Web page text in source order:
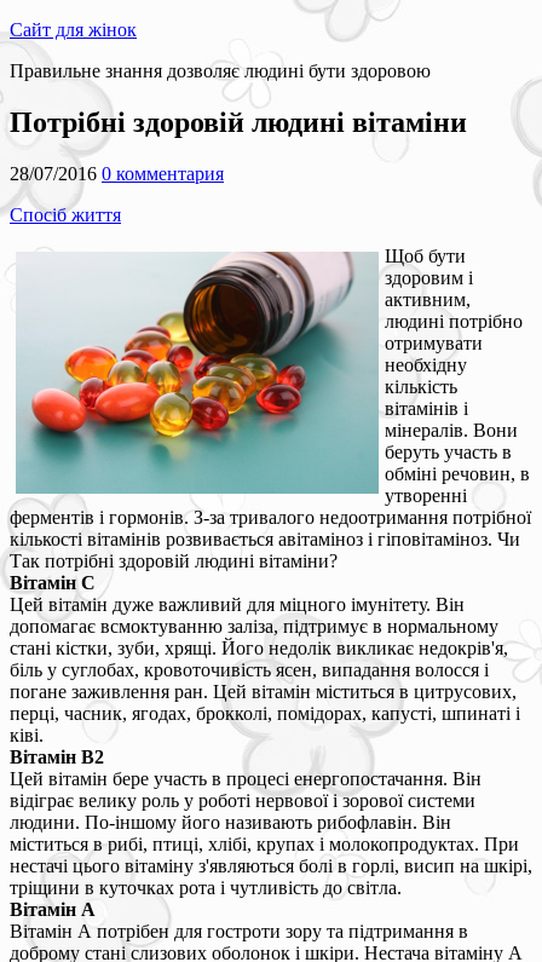
Сайт для жінок
Правильне знання дозволяє людині бути здоровою
Потрібні здоровій людині вітаміни
28/07/2016 0 комментария
Спосіб життя
Щоб бути
здоровим і
активним,
людині потрібно
отримувати
необхідну
кількість
вітамінів і
мінералів. Вони
беруть участь в
обміні речовин, в
утворенні
ферментів і гормонів. З-за тривалого недоотримання потрібної
кількості вітамінів розвивається авітаміноз і гіповітаміноз. Чи
Так потрібні здоровій людині вітаміни?
Вітамін С
Цей вітамін дуже важливий для міцного імунітету. Він
допомагає всмоктуванню заліза, підтримує в нормальному
стані кістки, зуби, хрящі. Його недолік викликає недокрів'я,
біль у суглобах, кровоточивість ясен, випадання волосся і
погане заживлення ран. Цей вітамін міститься в цитрусових,
перці, часник, ягодах, брокколі, помідорах, капусті, шпинаті і
ківі.
Вітамін В2
Цей вітамін бере участь в процесі енергопостачання. Він
відіграє велику роль у роботі нервової і зорової системи
людини. По-іншому його називають рибофлавін. Він
міститься в рибі, птиці, хлібі, крупах і молокопродуктах. При
нестачі цього вітаміну з'являються болі в горлі, висип на шкірі,
тріщини в куточках рота і чутливість до світла.
Вітамін А
Вітамін А потрібен для гостроти зору та підтримання в
доброму стані слизових оболонок і шкіри. Нестача вітаміну А